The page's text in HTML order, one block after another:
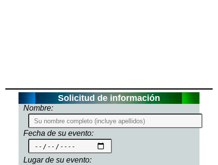
Solicitud de información
Nombre:
Fecha de su evento:
Lugar de su evento: